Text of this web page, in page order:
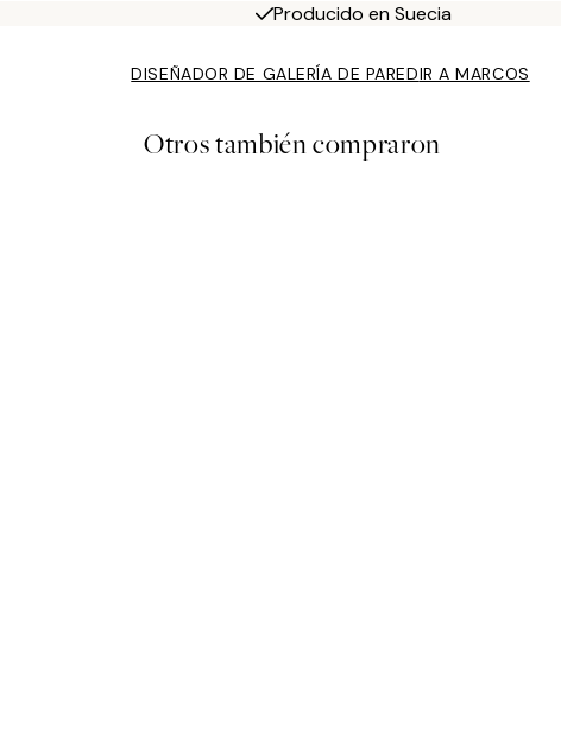
Producido en Suecia
DISEÑADOR DE GALERÍA DE PAREDIR A MARCOS
Otros también compraron